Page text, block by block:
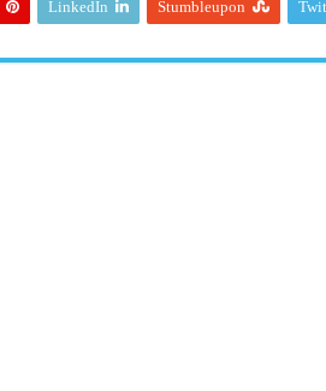
Stumbleupon
LinkedIn